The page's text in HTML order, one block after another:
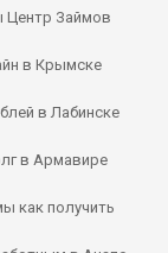
Займов
в Крымске
в Лабинске
в Армавире
как получить